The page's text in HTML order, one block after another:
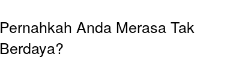
Pernahkah Anda Merasa Tak
Berdaya?